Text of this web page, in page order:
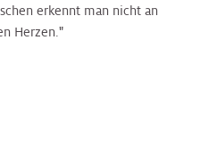
erkennt man nicht an
Herzen."